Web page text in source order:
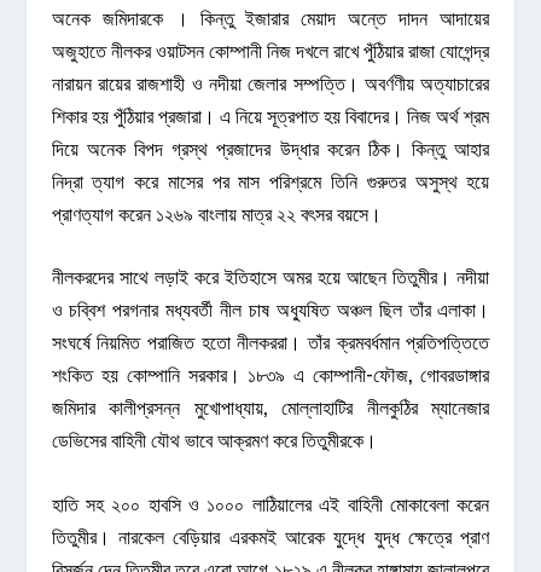
অনেক জমিদারকে । কিন্তু ইজারার মেয়াদ অন্তে দাদন আদায়ের
অজুহাতে নীলকর ওয়াটসন কোম্পানী নিজ দখলে রাখে পুঁঠিয়ার রাজা যোগেন্দ্র
নারায়ন রায়ের রাজশাহী ও নদীয়া জেলার সম্পত্তি। অবর্ণণীয় অত্যাচারের
শিকার হয় পুঁঠিয়ার প্রজারা। এ নিয়ে সূত্রপাত হয় বিবাদের। নিজ অর্থ শ্রম
দিয়ে অনেক বিপদ গ্রস্থ প্রজাদের উদ্ধার করেন ঠিক। কিন্তু আহার
নিদ্রা ত্যাগ করে মাসের পর মাস পরিশ্রমে তিনি গুরুতর অসুস্থ হয়ে
প্রাণত্যাগ করেন ১২৬৯ বাংলায় মাত্র ২২ বৎসর বয়সে।
নীলকরদের সাথে লড়াই করে ইতিহাসে অমর হয়ে আছেন তিতুমীর। নদীয়া
ও চব্বিশ পরগনার মধ্যবর্তী নীল চাষ অধ্যুষিত অঞ্চল ছিল তাঁর এলাকা।
সংঘর্ষে নিয়মিত পরাজিত হতো নীলকররা। তাঁর ক্রমবর্ধমান প্রতিপত্তিতে
শংকিত হয় কোম্পানি সরকার। ১৮৩৯ এ কোম্পানী-ফৌজ, গোবরডাঙ্গার
জমিদার কালীপ্রসন্ন মুখোপাধ্যায়, মোল্লাহাটির নীলকুঠির ম্যানেজার
ডেভিসের বাহিনী যৌথ ভাবে আক্রমণ করে তিতুমীরকে।
হাতি সহ ২০০ হাবসি ও ১০০০ লাঠিয়ালের এই বাহিনী মোকাবেলা করেন
তিতুমীর। নারকেল বেড়িয়ার এরকমই আরেক যুদ্ধে যুদ্ধ ক্ষেত্রে প্রাণ